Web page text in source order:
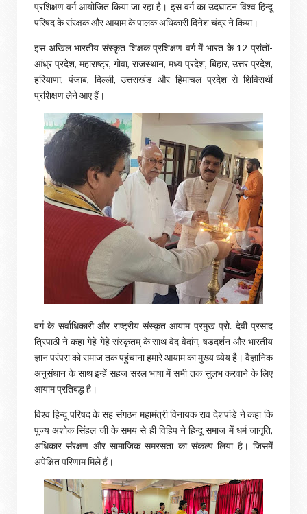
प्रशिक्षण वर्ग आयोजित किया जा रहा है। इस वर्ग का उदघाटन विश्व हिन्दू
परिषद के संरक्षक और आयाम के पालक अधिकारी दिनेश चंद्र ने किया।
इस अखिल भारतीय संस्कृत शिक्षक प्रशिक्षण वर्ग में भारत के 12 प्रांतों-
आंध्र प्रदेश, महाराष्ट्र, गोवा, राजस्थान, मध्य प्रदेश, बिहार, उत्तर प्रदेश,
हरियाणा, पंजाब, दिल्ली, उत्तराखंड और हिमाचल प्रदेश से शिविरार्थी
प्रशिक्षण लेने आए हैं।
वर्ग के सर्वाधिकारी और राष्ट्रीय संस्कृत आयाम प्रमुख प्रो. देवी प्रसाद
त्रिपाठी ने कहा गेहे-गेहे संस्कृतम् के साथ वेद वेदांग, षडदर्शन और भारतीय
ज्ञान परंपरा को समाज तक पहुंचाना हमारे आयाम का मुख्य ध्येय है। वैज्ञानिक
अनुसंधान के साथ इन्हें सहज सरल भाषा में सभी तक सुलभ करवाने के लिए
आयाम प्रतिबद्ध है।
विश्व हिन्दू परिषद के सह संगठन महामंत्री विनायक राव देशपांडे ने कहा कि
पूज्य अशोक सिंहल जी के समय से ही विहिप ने हिन्दू समाज में धर्म जागृति,
अधिकार संरक्षण और सामाजिक समरसता का संकल्प लिया है। जिसमें
अपेक्षित परिणाम मिले हैं।